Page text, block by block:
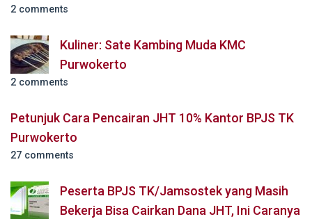
2 comments
Kuliner: Sate Kambing Muda KMC
Purwokerto
2 comments
Petunjuk Cara Pencairan JHT 10% Kantor BPJS TK
Purwokerto
27 comments
Peserta BPJS TK/Jamsostek yang Masih
Bekerja Bisa Cairkan Dana JHT, Ini Caranya